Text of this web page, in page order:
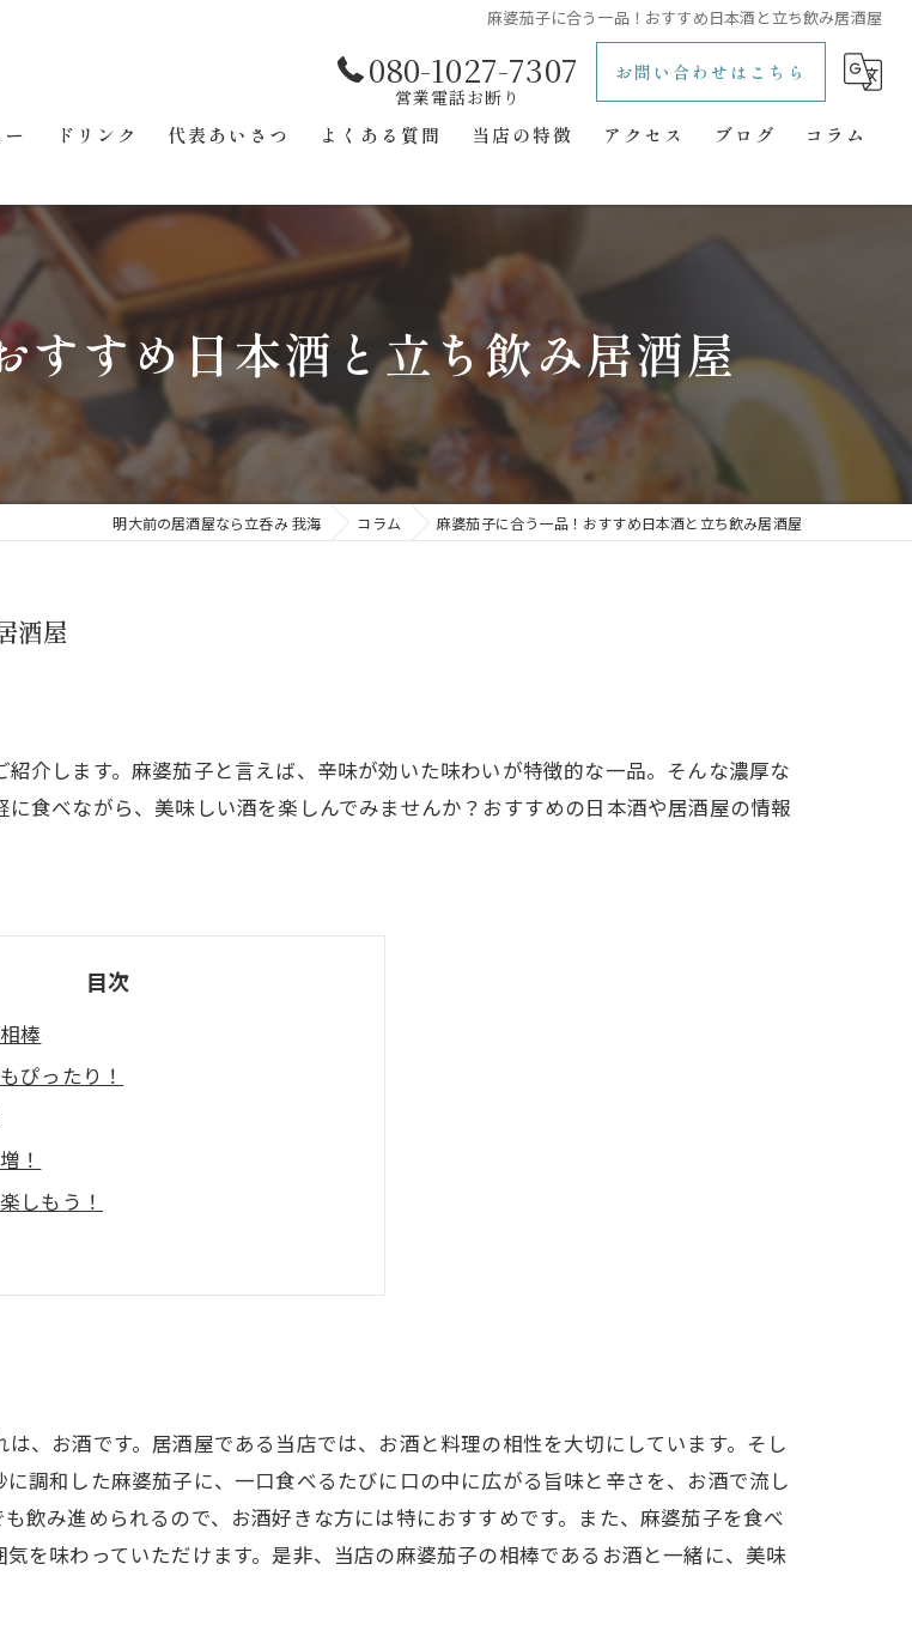
麻婆茄子に合う一品！おすすめ日本酒と立ち飲み居酒屋
080-1027-7307 お問い合わせはこちら
ドリンク 代表あいさつ よくある質問 当店の特徴
立ち飲み
二次会
隠れ家
アクセス ブログ コラム
すすめ日本酒と立ち飲み居酒屋
明大前の居酒屋なら立呑み 我海 コラム 麻婆茄子に合う一品！おすすめ日本酒と立ち飲み居酒屋
酒屋
介します。麻婆茄子と言えば、辛味が効いた味わいが特徴的な一品。そんな濃厚な
食べながら、美味しい酒を楽しんでみませんか？おすすめの日本酒や居酒屋の情報
目次
棒
ぴったり！
！
しもう！
、お酒です。居酒屋である当店では、お酒と料理の相性を大切にしています。そし
調和した麻婆茄子に、一口食べるたびに口の中に広がる旨味と辛さを、お酒で流し
飲み進められるので、お酒好きな方には特におすすめです。また、麻婆茄子を食べ
を味わっていただけます。是非、当店の麻婆茄子の相棒であるお酒と一緒に、美味